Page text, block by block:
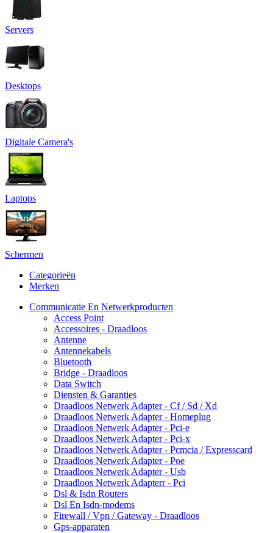
Servers
Desktops
Digitale Camera's
Laptops
Schermen
Categorieën
Merken
Communicatie En Netwerkproducten
Access Point
Accessoires - Draadloos
Antenne
Antennekabels
Bluetooth
Bridge - Draadloos
Data Switch
Diensten & Garanties
Draadloos Netwerk Adapter - Cf / Sd / Xd
Draadloos Netwerk Adapter - Homeplug
Draadloos Netwerk Adapter - Pci-e
Draadloos Netwerk Adapter - Pci-x
Draadloos Netwerk Adapter - Pcmcia / Expresscard
Draadloos Netwerk Adapter - Poe
Draadloos Netwerk Adapter - Usb
Draadloos Netwerk Adapterr - Pci
Dsl & Isdn Routers
Dsl En Isdn-modems
Firewall / Vpn / Gateway - Draadloos
Gps-apparaten